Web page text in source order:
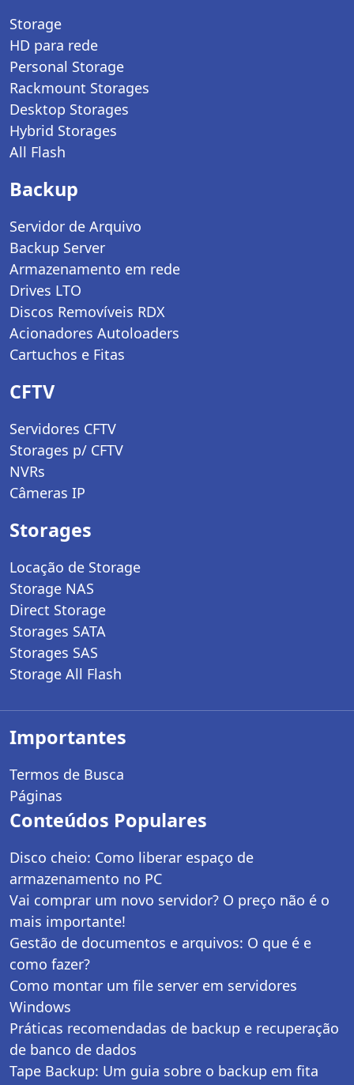
Storage
HD para rede
Personal Storage
Rackmount Storages
Desktop Storages
Hybrid Storages
All Flash
Backup
Servidor de Arquivo
Backup Server
Armazenamento em rede
Drives LTO
Discos Removíveis RDX
Acionadores Autoloaders
Cartuchos e Fitas
CFTV
Servidores CFTV
Storages p/ CFTV
NVRs
Câmeras IP
Storages
Locação de Storage
Storage NAS
Direct Storage
Storages SATA
Storages SAS
Storage All Flash
Importantes
Termos de Busca
Páginas
Conteúdos Populares
Disco cheio: Como liberar espaço de
armazenamento no PC
Vai comprar um novo servidor? O preço não é o
mais importante!
Gestão de documentos e arquivos: O que é e
como fazer?
Como montar um file server em servidores
Windows
Práticas recomendadas de backup e recuperação
de banco de dados
Tape Backup: Um guia sobre o backup em fita